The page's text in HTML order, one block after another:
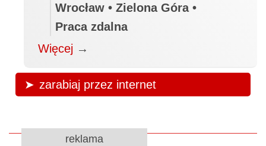
Wrocław • Zielona Góra •
Praca zdalna
Więcej →
zarabiaj przez internet
reklama